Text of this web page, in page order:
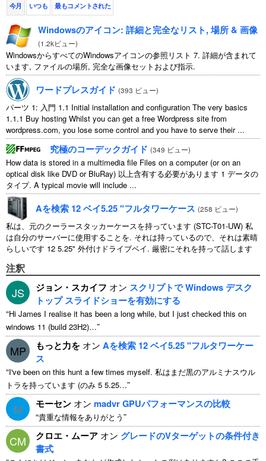
今月 いつも 最もコメントされた
Windowsのアイコン: 詳細と完全なリスト, 場所 & 画像
(1.2kビュー)
WindowsからすべてのWindowsアイコンの参照リスト 7. 詳細が含まれて
います, ファイルの場所, 完全な画像セットおよび指示.
ワードプレスガイド (393 ビュー)
パーツ 1: 入門 1.1 Initial installation and configuration The very basics
1.1.1 Buy hosting Whilst you can get a free Wordpress site from
wordpress.com, you lose some control and you have to serve their...
究極のコーデックガイド (349 ビュー)
How data is stored in a multimedia file Files on a computer(or on an
optical disk like DVD or BluRay) 以上含有する必要があります 1 データの
タイプ. A typical movie will include ...
Aを検索 12 ベイ5.25 "フルタワーケース (258 ビュー)
私は、元のクーラースタッカーケースを持っています (STC-T01-UW) 私
は自分のサーバーに使用することを. それは持っているので、それは素晴
らしいです 12 5.25" 外付けドライブベイ. 厳密にそれを持って話します
注釈
JS ジョン・スカイフ オン スクリプトで Windows デスク
トップ スライドショーを有効にする
“Hi James I realise it has been a long while, but I just checked this on
windows 11 (build 23H2)…”
MP もっと力を オン Aを検索 12 ベイ5.25 "フルタワーケー
ス
“I've been on this hunt a few times myself. 私はまだ黒のアルミナスウル
トラを持っています (のみ 5 5.25…”
M モーセン オン madvr GPUパフォーマンスの比較
“貴重な情報をありがとう”
CM クロエ・ムーア オン グレードのVターゲットの条件付き
書式